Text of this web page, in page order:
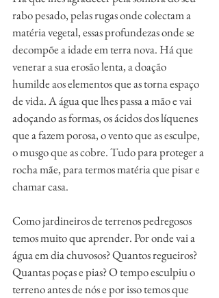
rabo pesado, pelas rugas onde colectam a
matéria vegetal, essas profundezas onde se
decompõe a idade em terra nova. Há que
venerar a sua erosão lenta, a doação
humilde aos elementos que as torna espaço
de vida. A água que lhes passa a mão e vai
adoçando as formas, os ácidos dos líquenes
que a fazem porosa, o vento que as esculpe,
o musgo que as cobre. Tudo para proteger a
rocha mãe, para termos matéria que pisar e
chamar casa.
Como jardineiros de terrenos pedregosos
temos muito que aprender. Por onde vai a
água em dia chuvosos? Quantos regueiros?
Quantas poças e pias? O tempo esculpiu o
terreno antes de nós e por isso temos que